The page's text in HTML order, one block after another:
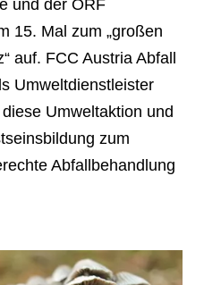
und der ORF
15. Mal zum „großen
auf. FCC Austria Abfall
Umweltdienstleister
Umweltaktion und
zum
Abfallbehandlung